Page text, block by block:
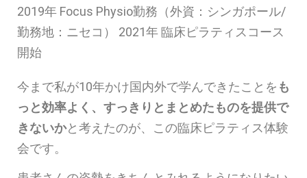
2019年 Focus Physio勤務（外資：シンガポール/
勤務地：ニセコ） 2021年 臨床ピラティスコース
開始
今まで私が10年かけ国内外で学んできたことを も
っと効率よく、すっきりとまとめたものを提供で
きないかと考えたのが、この臨床ピラティス体験
会です。